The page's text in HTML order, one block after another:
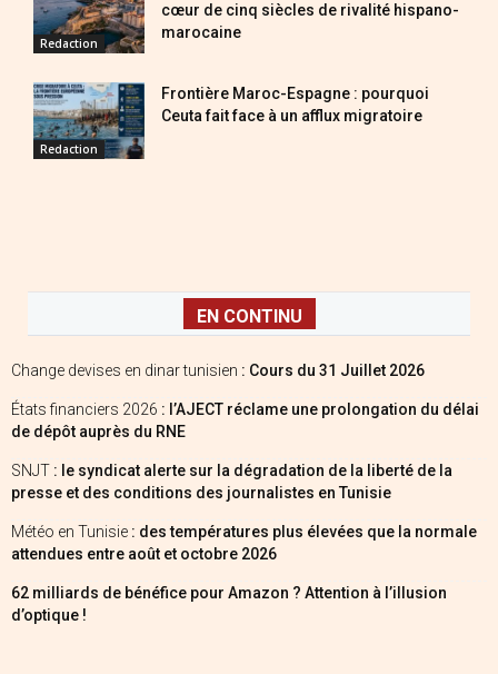
Redaction
cœur de cinq siècles de rivalité hispano-
marocaine
Redaction
Frontière Maroc-Espagne : pourquoi
Ceuta fait face à un afflux migratoire
EN CONTINU
Change devises en dinar tunisien : Cours du 31 Juillet 2026
États financiers 2026 : l’AJECT réclame une prolongation du délai
de dépôt auprès du RNE
SNJT : le syndicat alerte sur la dégradation de la liberté de la
presse et des conditions des journalistes en Tunisie
Météo en Tunisie : des températures plus élevées que la normale
attendues entre août et octobre 2026
62 milliards de bénéfice pour Amazon ? Attention à l’illusion
d’optique !